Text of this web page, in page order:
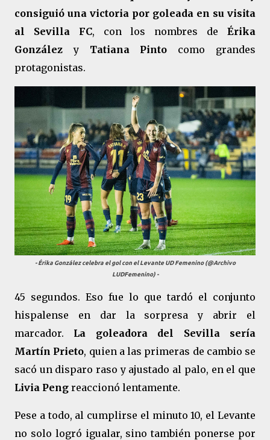
consiguió una victoria por goleada en su visita
al Sevilla FC, con los nombres deÉrika
González y Tatiana Pinto como grandes
protagonistas.
- Érika González celebra el gol con el Levante UD Femenino (@Archivo
LUDFemenino) -
45 segundos. Eso fue lo que tardó el conjunto
hispalense en dar la sorpresa y abrir el
marcador. La goleadora del Sevilla sería
Martín Prieto, quien a las primeras de cambio se
sacó un disparo raso y ajustado al palo, en el que
Livia Peng reaccionó lentamente.
Pese a todo, al cumplirse el minuto 10, el Levante
no solo logró igualar, sino también ponerse por